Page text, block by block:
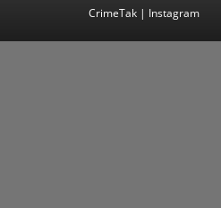
CrimeTak | Instagram